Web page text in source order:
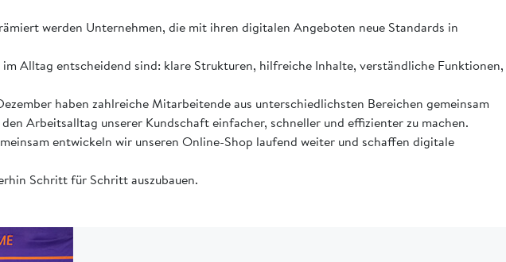
werden Unternehmen, die mit ihren digitalen Angeboten neue Standards in
Alltag entscheidend sind: klare Strukturen, hilfreiche Inhalte, verständliche Funktionen,
haben zahlreiche Mitarbeitende aus unterschiedlichsten Bereichen gemeinsam
Arbeitsalltag unserer Kundschaft einfacher, schneller und effizienter zu machen.
entwickeln wir unseren Online-Shop laufend weiter und schaffen digitale
Schritt für Schritt auszubauen.